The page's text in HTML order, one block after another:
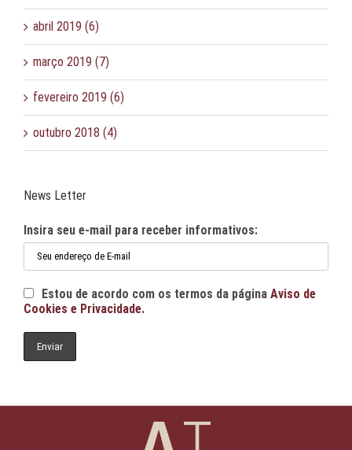
abril 2019 (6)
março 2019 (7)
fevereiro 2019 (6)
outubro 2018 (4)
News Letter
Insira seu e-mail para receber informativos:
Estou de acordo com os termos da página Aviso de
Cookies e Privacidade.